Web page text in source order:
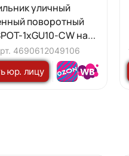
уличный
поворотный
1xGU10-CW на
белый IP54 IN
4690612049106
юр. лицу